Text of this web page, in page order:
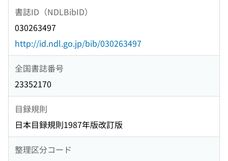
書誌ID（NDLBibID）
030263497
http://id.ndl.go.jp/bib/030263497
全国書誌番号
23352170
目録規則
日本目録規則1987年版改訂版
整理区分コード